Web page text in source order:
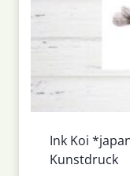
Ink Koi
Kunstdruck